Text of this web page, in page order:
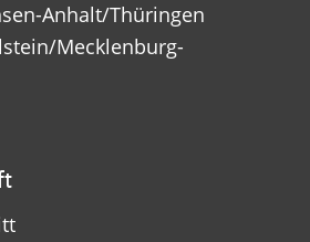
Anhalt/Thüringen
Mecklenburg-